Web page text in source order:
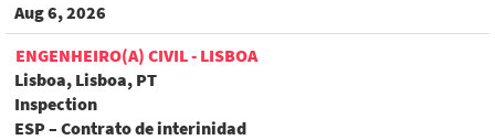
Aug 6, 2026
ENGENHEIRO(A) CIVIL - LISBOA
Lisboa, Lisboa, PT
Inspection
ESP – Contrato de interinidad